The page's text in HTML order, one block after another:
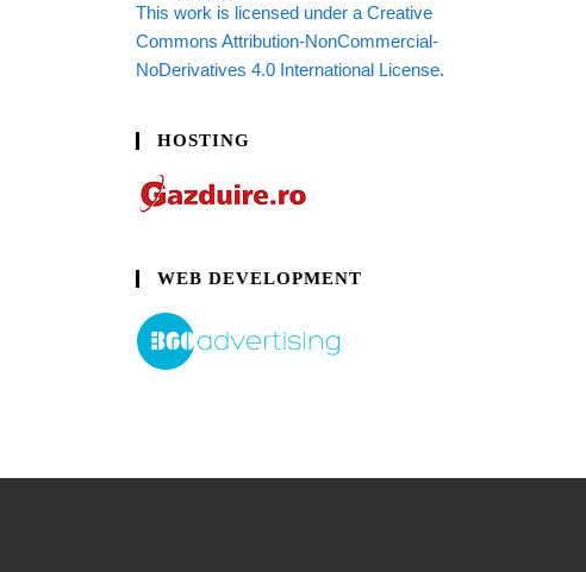
This work is licensed under a Creative
Commons Attribution-NonCommercial-
NoDerivatives 4.0 International License.
HOSTING
WEB DEVELOPMENT